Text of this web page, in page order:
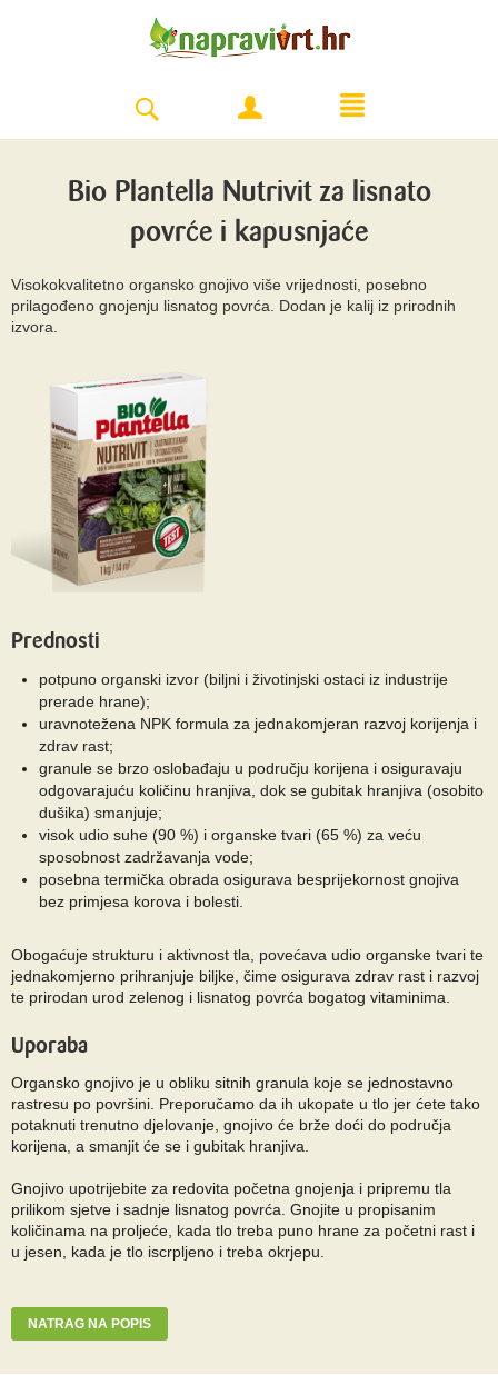
Bio Plantella Nutrivit za lisnato
povrće i kapusnjaće
Visokokvalitetno organsko gnojivo više vrijednosti, posebno
prilagođeno gnojenju lisnatog povrća. Dodan je kalij iz prirodnih
izvora.
Prednosti
potpuno organski izvor (biljni i životinjski ostaci iz industrije
prerade hrane);
uravnotežena NPK formula za jednakomjeran razvoj korijenja i
zdrav rast;
granule se brzo oslobađaju u području korijena i osiguravaju
odgovarajuću količinu hranjiva, dok se gubitak hranjiva (osobito
dušika) smanjuje;
visok udio suhe (90 %) i organske tvari (65 %) za veću
sposobnost zadržavanja vode;
posebna termička obrada osigurava besprijekornost gnojiva
bez primjesa korova i bolesti.
Obogaćuje strukturu i aktivnost tla, povećava udio organske tvari te
jednakomjerno prihranjuje biljke, čime osigurava zdrav rast i razvoj
te prirodan urod zelenog i lisnatog povrća bogatog vitaminima.
Uporaba
Organsko gnojivo je u obliku sitnih granula koje se jednostavno
rastresu po površini. Preporučamo da ih ukopate u tlo jer ćete tako
potaknuti trenutno djelovanje, gnojivo će brže doći do područja
korijena, a smanjit će se i gubitak hranjiva.
Gnojivo upotrijebite za redovita početna gnojenja i pripremu tla
prilikom sjetve i sadnje lisnatog povrća. Gnojite u propisanim
količinama na proljeće, kada tlo treba puno hrane za početni rast i
u jesen, kada je tlo iscrpljeno i treba okrjepu.
NATRAG NA POPIS